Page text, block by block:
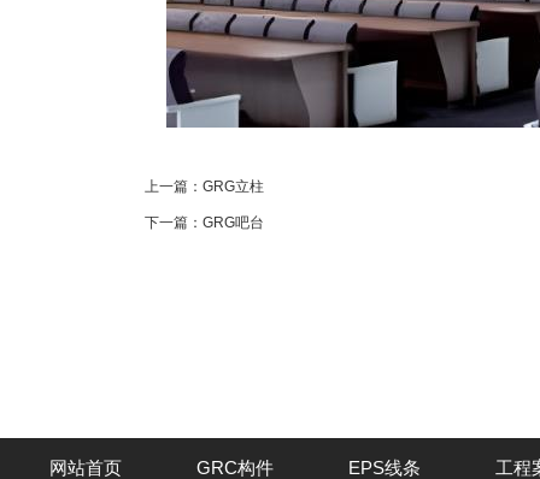
上一篇：GRG立柱
下一篇：GRG吧台
网站首页 GRC构件 EPS线条 工程